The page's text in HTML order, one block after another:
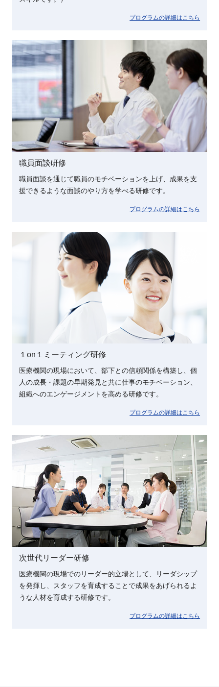
プログラムの詳細はこちら
職員面談研修
職員面談を通じて職員のモチベーションを上げ、成果を支
援できるような面談のやり方を学べる研修です。
プログラムの詳細はこちら
１on１ミーティング研修
医療機関の現場において、部下との信頼関係を構築し、個
人の成長・課題の早期発見と共に仕事のモチベーション、
組織へのエンゲージメントを高める研修です。
プログラムの詳細はこちら
次世代リーダー研修
医療機関の現場でのリーダー的立場として、リーダシップ
を発揮し、スタッフを育成することで成果をあげられるよ
うな人材を育成する研修です。
プログラムの詳細はこちら